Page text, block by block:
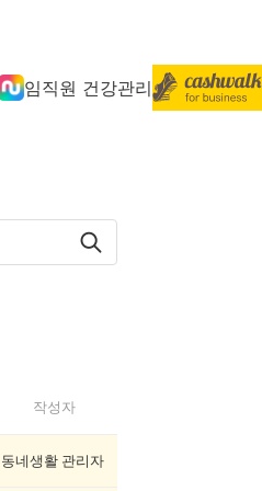
임직원 건강관리
작성자
동네생활 관리자